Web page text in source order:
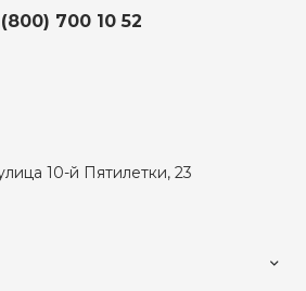
10-й Пятилетки, 23
700 10 52